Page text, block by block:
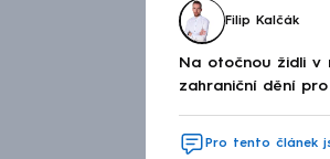
Filip Kalčák
Na otočnou židli v
zahraniční dění pro
Pro tento článek